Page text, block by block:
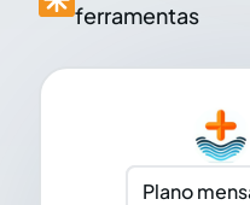
ferramentas
Plano